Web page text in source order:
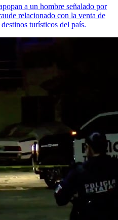
a un hombre señalado por
relacionado con la venta de
turísticos del país.